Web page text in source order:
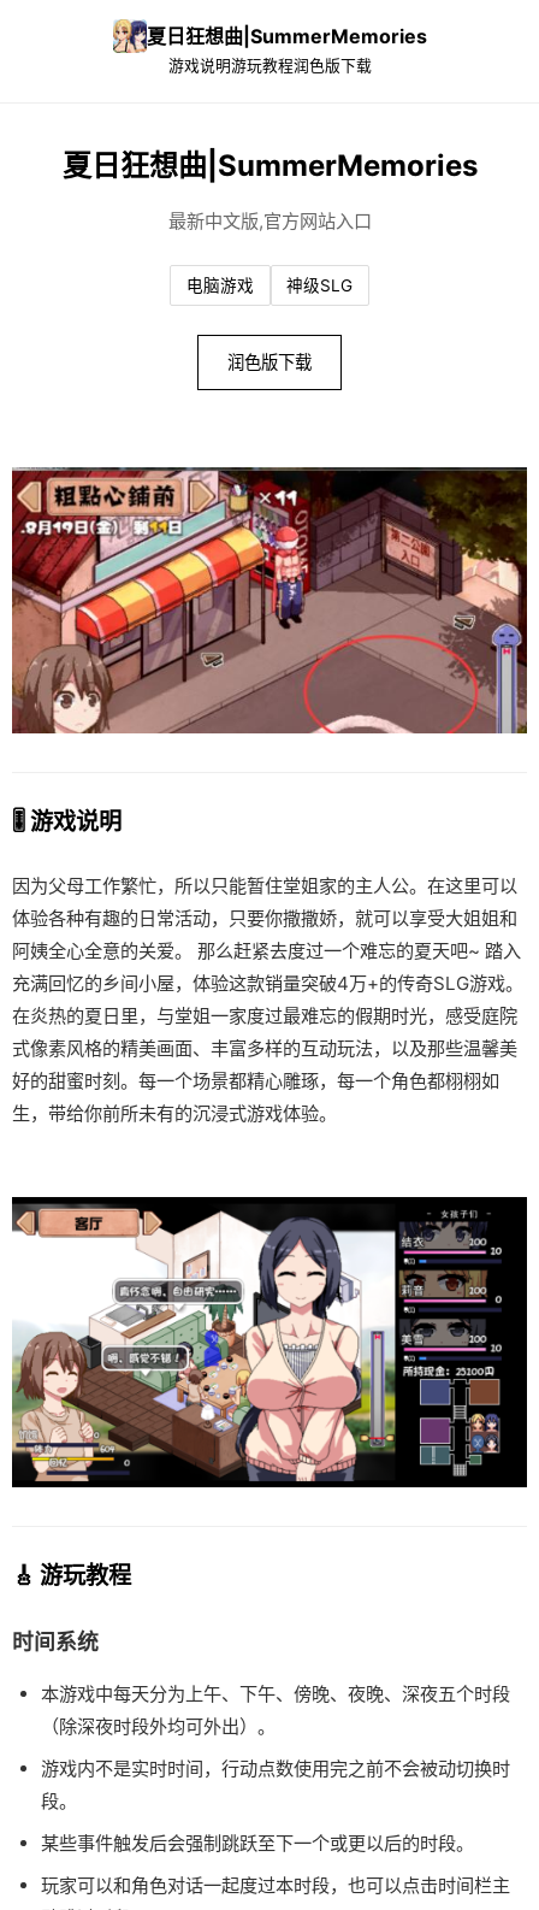
夏日狂想曲|SummerMemories
游戏说明游玩教程润色版下载
夏日狂想曲|SummerMemories
最新中文版,官方网站入口
电脑游戏 神级SLG
润色版下载
🎚️ 游戏说明
因为父母工作繁忙，所以只能暂住堂姐家的主人公。在这里可以
体验各种有趣的日常活动，只要你撒撒娇，就可以享受大姐姐和
阿姨全心全意的关爱。 那么赶紧去度过一个难忘的夏天吧~ 踏入
充满回忆的乡间小屋，体验这款销量突破4万+的传奇SLG游戏。
在炎热的夏日里，与堂姐一家度过最难忘的假期时光，感受庭院
式像素风格的精美画面、丰富多样的互动玩法，以及那些温馨美
好的甜蜜时刻。每一个场景都精心雕琢，每一个角色都栩栩如
生，带给你前所未有的沉浸式游戏体验。
🎸 游玩教程
时间系统
本游戏中每天分为上午、下午、傍晚、夜晚、深夜五个时段
（除深夜时段外均可外出）。
游戏内不是实时时间，行动点数使用完之前不会被动切换时
段。
某些事件触发后会强制跳跃至下一个或更以后的时段。
玩家可以和角色对话一起度过本时段，也可以点击时间栏主